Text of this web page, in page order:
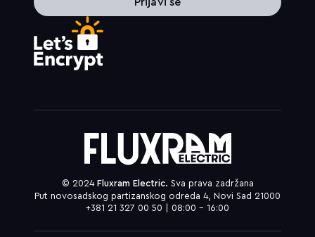
© 2024 Fluxram Electric. Sva prava zadržana
Put novosadskog partizanskog odreda 4, Novi Sad 21000
+381 21 327 00 50 | 08:00 – 16:00